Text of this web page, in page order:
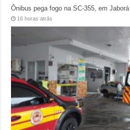
Ônibus pega fogo na SC-355, em Jaborá
16 horas atrás